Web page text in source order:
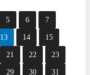
5 6 7
13 14 15
21 22 23
29 30 31